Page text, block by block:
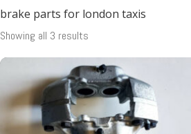
brake parts for london taxis
Showing all 3 results